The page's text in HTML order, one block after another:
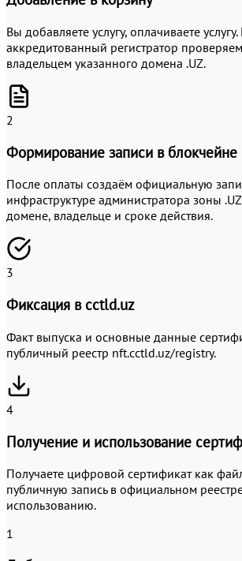
Вы добавляете услугу, оплачиваете
аккредитованный регистратор
владельцем указанного домена .UZ.
2
Формирование записи в блокчейне
После оплаты создаём официальную
инфраструктуре администратора зоны
домене, владельце и сроке действия.
3
Фиксация в cctld.uz
Факт выпуска и основные данные
публичный реестр nft.cctld.uz/registry.
4
Получение и использование
Получаете цифровой сертификат как
публичную запись в официальном
использованию.
1